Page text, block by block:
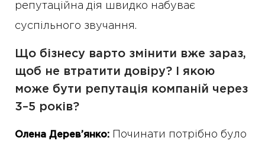
репутаційна дія швидко набуває
суспільного звучання.
Що бізнесу варто змінити вже зараз,
щоб не втратити довіру? І якою
може бути репутація компаній через
3–5 років?
Олена Дерев’янко: Починати потрібно було